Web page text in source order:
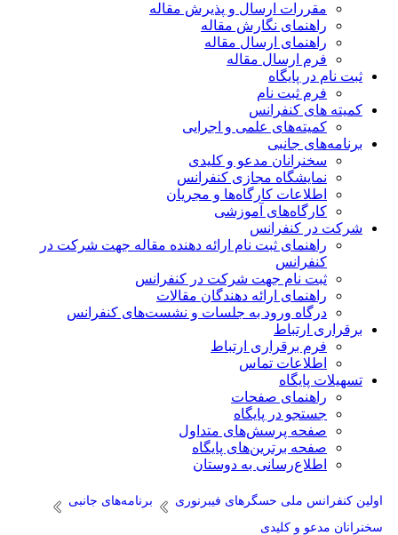
مقررات ارسال و پذیرش مقاله
راهنمای نگارش مقاله
راهنمای ارسال مقاله
فرم ارسال مقاله
ثبت نام در پایگاه
فرم ثبت نام
کمیته های کنفرانس
کمیته‌های علمی و اجرایی
برنامه‌های جانبی
سخنرانان مدعو و کلیدی
نمایشگاه مجازی کنفرانس
اطلاعات کارگاه‌ها و مجریان
کارگاه‌های آموزشی
شرکت در کنفرانس
راهنمای ثبت نام ارائه دهنده مقاله جهت شرکت در
کنفرانس
ثبت نام جهت شرکت در کنفرانس
راهنمای ارائه دهندگان مقالات
درگاه ورود به جلسات و نشست‌های کنفرانس
برقراری ارتباط
فرم برقراری ارتباط
اطلاعات تماس
تسهیلات پایگاه
راهنمای صفحات
جستجو در پایگاه
صفحه پرسش‌های متداول
صفحه برترین‌های پایگاه
اطلاع‌رسانی به دوستان
اولین کنفرانس ملی حسگرهای فیبرنوری
برنامه‌های جانبی
سخنرانان مدعو و کلیدی